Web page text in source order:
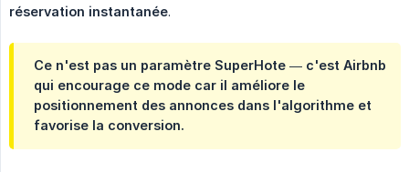
réservation instantanée.
Ce n'est pas un paramètre SuperHote — c'est Airbnb
qui encourage ce mode car il améliore le
positionnement des annonces dans l'algorithme et
favorise la conversion.